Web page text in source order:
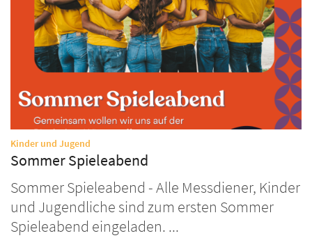
Kinder und Jugend
Sommer Spieleabend
Sommer Spieleabend - Alle Messdiener, Kinder
und Jugendliche sind zum ersten Sommer
Spieleabend eingeladen. ...